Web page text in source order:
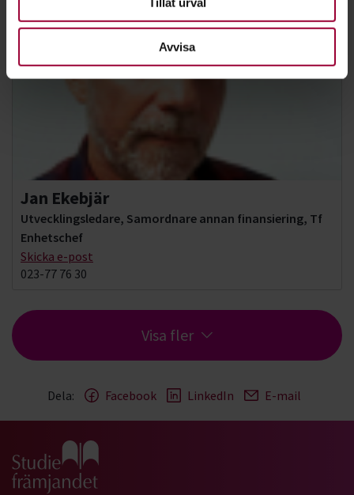
Avvisa
Jan Ekebjär
Utvecklingsledare, Samordnare annan finansiering, Tf
Enhetschef
Skicka e-post
023-77 76 30
Visa fler
Dela: Facebook LinkedIn E-mail
Gå till studiefrämjandets startsida